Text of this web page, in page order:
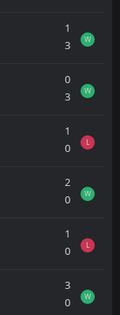
1
3
W
0
3
W
1
0
L
2
0
W
1
0
L
3
0
W